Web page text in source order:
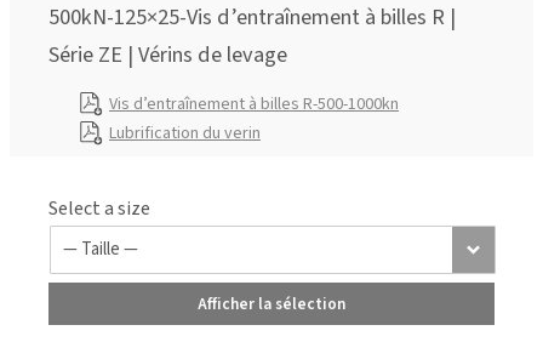
500kN-125×25-Vis d’entraînement à billes R |
Série ZE | Vérins de levage
Vis d’entraînement à billes R-500-1000kn
Lubrification du verin
Select a size
Afficher la sélection